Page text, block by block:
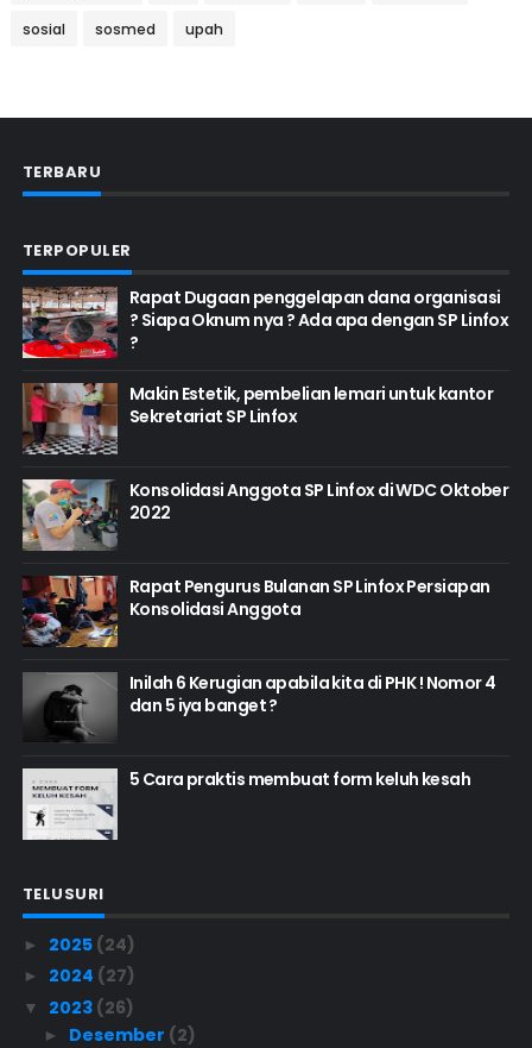
sosial sosmed upah
TERBARU
TERPOPULER
Rapat Dugaan penggelapan dana organisasi
? Siapa Oknum nya ? Ada apa dengan SP Linfox
?
Makin Estetik, pembelian lemari untuk kantor
Sekretariat SP Linfox
Konsolidasi Anggota SP Linfox di WDC Oktober
2022
Rapat Pengurus Bulanan SP Linfox Persiapan
Konsolidasi Anggota
Inilah 6 Kerugian apabila kita di PHK ! Nomor 4
dan 5 iya banget ?
5 Cara praktis membuat form keluh kesah
TELUSURI
► 2025 (24)
► 2024 (27)
▼ 2023 (26)
► Desember (2)